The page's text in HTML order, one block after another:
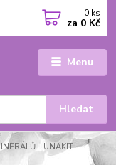
Menu
Hledat
0 ks
za 0 Kč
- UNAKIT